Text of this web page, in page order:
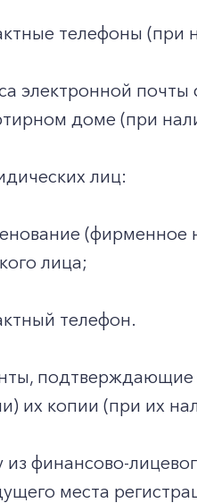
телефоны (при
электронной почты
доме (при
лиц:
(фирменное
лица;
телефон.
подтверждающие
их копии (при их
из финансово-
места